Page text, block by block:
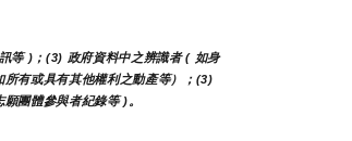
等 )；(3) 政府資料中之辨識者 ( 如身
有或具有其他權利之動產等）；(3)
團體參與者紀錄等 )。